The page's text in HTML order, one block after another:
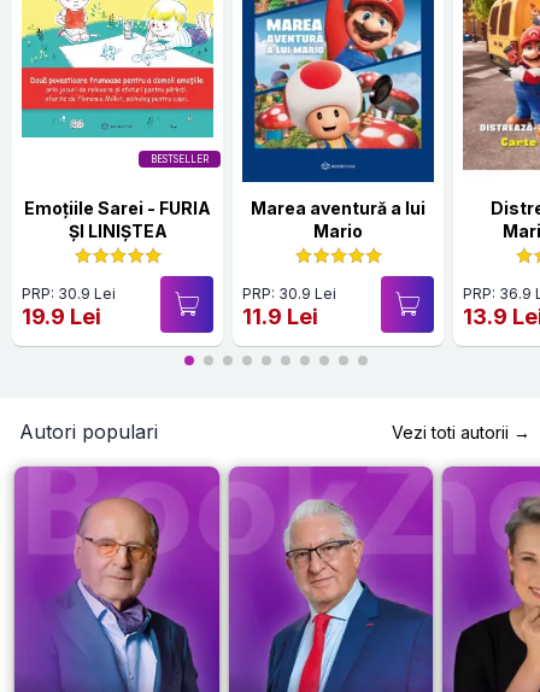
BESTSELLER
Emoțiile Sarei - FURIA
ȘI LINIȘTEA
PRP: 30.9 Lei
19.9 Lei
Marea aventură a lui
Mario
PRP: 30.9 Lei
11.9 Lei
PRP: 36.9
13.9
Autori populari Vezi toti autorii →